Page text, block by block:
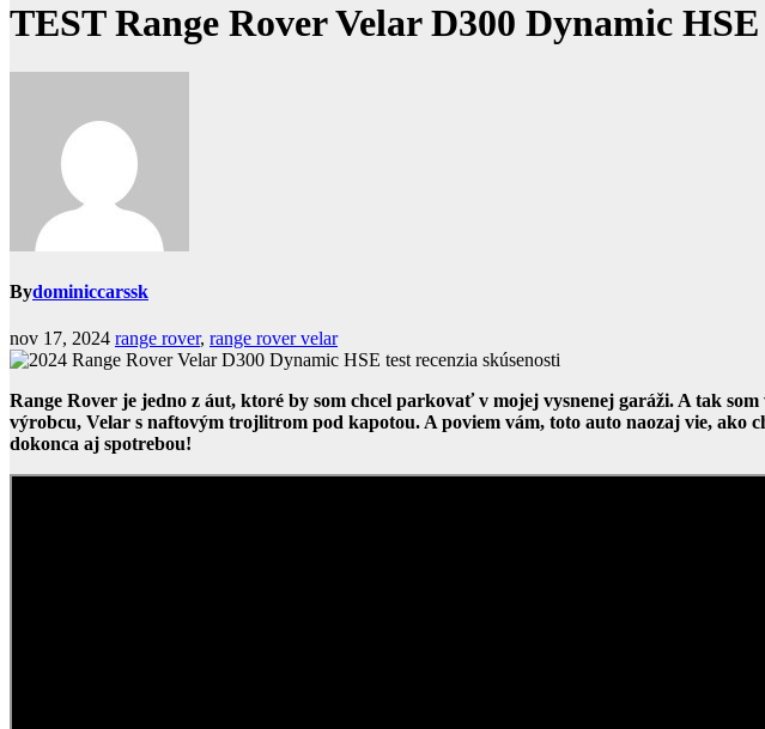
TEST Range Rover Velar D300 Dynamic HSE
Bydominiccarssk
nov 17, 2024 range rover, range rover velar
Range Rover je jedno z áut, ktoré by som chcel parkovať v mojej vysnenej garáži. A tak
výrobcu, Velar s naftovým trojlitrom pod kapotou. A poviem vám, toto auto naozaj vie,
dokonca aj spotrebou!